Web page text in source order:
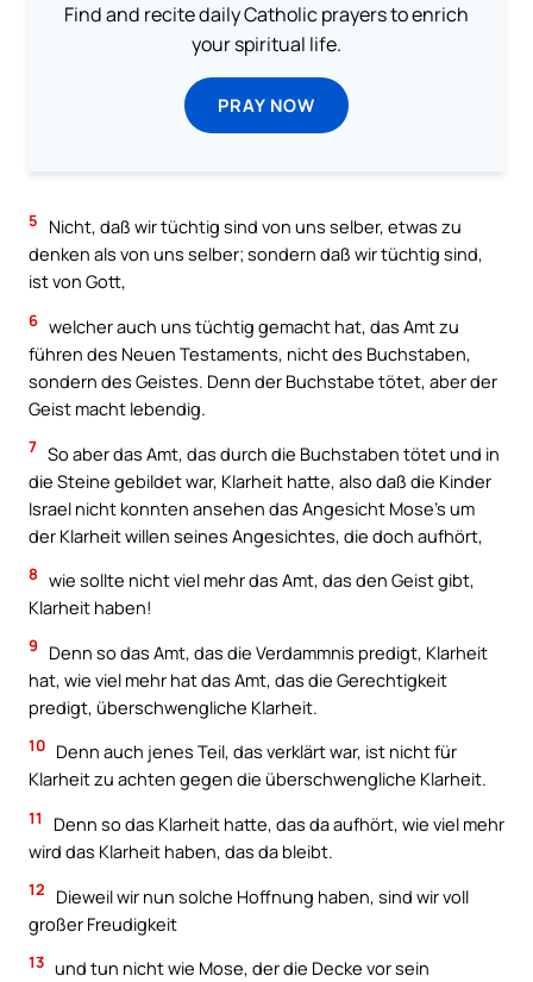
Find and recite daily Catholic prayers to enrich
your spiritual life.
PRAY NOW
5
Nicht, daß wir tüchtig sind von uns selber, etwas zu
denken als von uns selber; sondern daß wir tüchtig sind,
ist von Gott,
6 welcher auch uns tüchtig gemacht hat, das Amt zu
führen des Neuen Testaments, nicht des Buchstaben,
sondern des Geistes. Denn der Buchstabe tötet, aber der
Geist macht lebendig.
7 So aber das Amt, das durch die Buchstaben tötet und in
die Steine gebildet war, Klarheit hatte, also daß die Kinder
Israel nicht konnten ansehen das Angesicht Mose’s um
der Klarheit willen seines Angesichtes, die doch aufhört,
8 wie sollte nicht viel mehr das Amt, das den Geist gibt,
Klarheit haben!
9
Denn so das Amt, das die Verdammnis predigt, Klarheit
hat, wie viel mehr hat das Amt, das die Gerechtigkeit
predigt, überschwengliche Klarheit.
10 Denn auch jenes Teil, das verklärt war, ist nicht für
Klarheit zu achten gegen die überschwengliche Klarheit.
11
Denn so das Klarheit hatte, das da aufhört, wie viel mehr
wird das Klarheit haben, das da bleibt.
12
Dieweil wir nun solche Hoffnung haben, sind wir voll
großer Freudigkeit
13 und tun nicht wie Mose, der die Decke vor sein